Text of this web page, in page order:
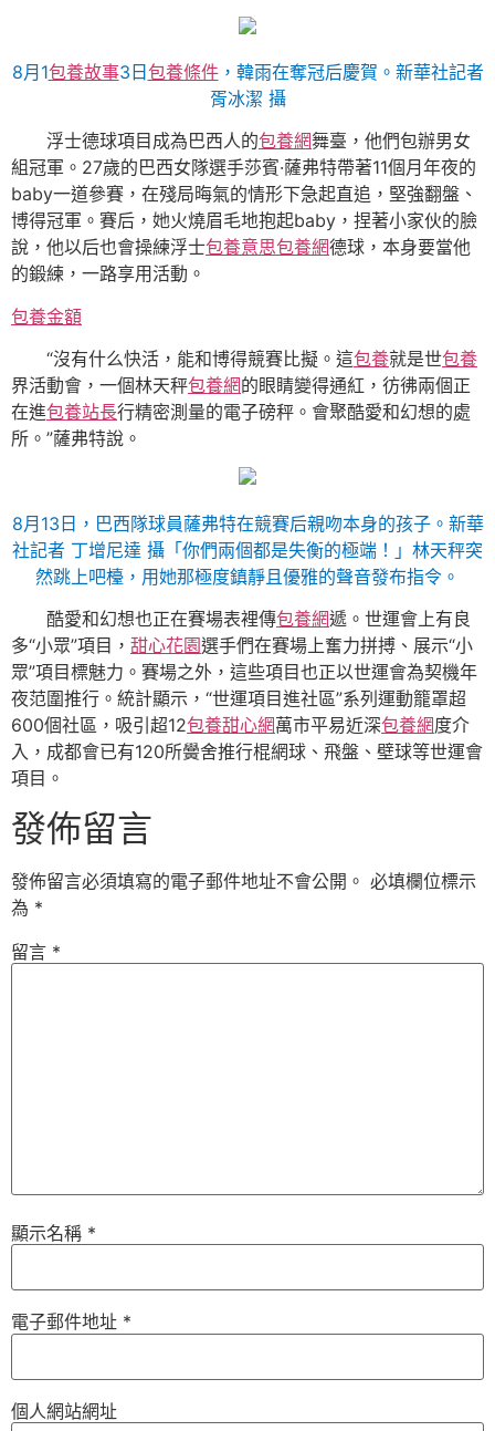
8月1包養故事3日包養條件，韓雨在奪冠后慶賀。新華社記者
胥冰潔 攝
浮士德球項目成為巴西人的包養網舞臺，他們包辦男女
組冠軍。27歲的巴西女隊選手莎賓·薩弗特帶著11個月年夜的
baby一道參賽，在殘局晦氣的情形下急起直追，堅強翻盤、
博得冠軍。賽后，她火燒眉毛地抱起baby，捏著小家伙的臉
說，他以后也會操練浮士包養意思包養網德球，本身要當他
的鍛練，一路享用活動。
包養金額
“沒有什么快活，能和博得競賽比擬。這包養就是世包養
界活動會，一個林天秤包養網的眼睛變得通紅，彷彿兩個正
在進包養站長行精密測量的電子磅秤。會聚酷愛和幻想的處
所。”薩弗特說。
8月13日，巴西隊球員薩弗特在競賽后親吻本身的孩子。新華
社記者 丁增尼達 攝「你們兩個都是失衡的極端！」林天秤突
然跳上吧檯，用她那極度鎮靜且優雅的聲音發布指令。
酷愛和幻想也正在賽場表裡傳包養網遞。世運會上有良
多“小眾”項目， 甜心花園選手們在賽場上奮力拼搏、展示“小
眾”項目標魅力。賽場之外，這些項目也正以世運會為契機年
夜范圍推行。統計顯示，“世運項目進社區”系列運動籠罩超
600個社區，吸引超12包養甜心網萬市平易近深包養網度介
入，成都會已有120所黌舍推行棍網球、飛盤、壁球等世運會
項目。
發佈留言
發佈留言必須填寫的電子郵件地址不會公開。 必填欄位標示
為 *
留言 *
顯示名稱 *
電子郵件地址 *
個人網站網址